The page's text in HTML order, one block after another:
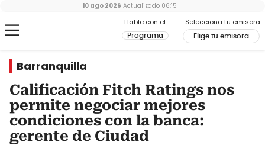
Hable con el
Programa
Selecciona tu emisora
Elige tu emisora
10 ago 2026 Actualizado 06:15
Barranquilla
Calificación Fitch Ratings nos
permite negociar mejores
condiciones con la banca:
gerente de Ciudad